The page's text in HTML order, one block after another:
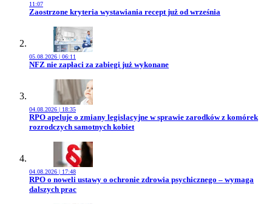
11:07
Przejdź do artykułu:
Zaostrzone kryteria wystawiania recept już od września
05.08.2026 | 06:11
Przejdź do artykułu:
NFZ nie zapłaci za zabiegi już wykonane
04.08.2026 | 18:35
Przejdź do artykułu:
RPO apeluje o zmiany legislacyjne w sprawie zarodków z komórek
rozrodczych samotnych kobiet
04.08.2026 | 17:48
Przejdź do artykułu:
RPO o noweli ustawy o ochronie zdrowia psychicznego – wymaga
dalszych prac